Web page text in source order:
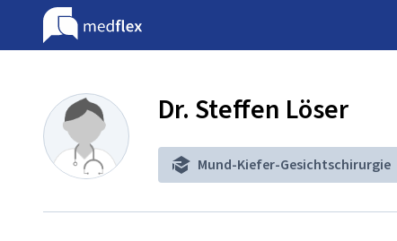
Dr. Steffen Löser
Mund-Kiefer-Gesichtschirurgie